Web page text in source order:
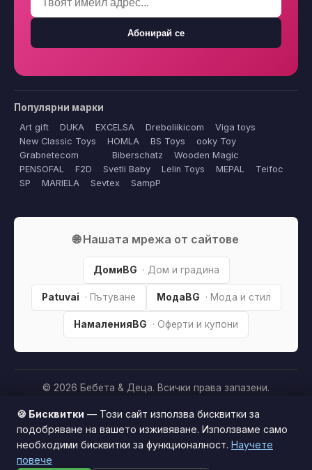
Абонирай се
Популярни марки
Art gift DUKA EXCELSA Dreboliikicom
Viga toys
New Classic Toys
HOMLA BS Toys
ooky Toy
Grabnetecom
Biberschatz
Wooden Magic
PENSOFAL
F2D Svetli Baby Lelin Toys MEPAL
Teifoc
SP
MARIELA Sevtex SampP
🌐 Нашата мрежа от сайтове
ДомиBG · Дом и градина
Patuvai · Пътуване МодаBG · Мода и стил
НамаленияBG · Оферти и купони
© 2026 Бебета & Деца. Всички права запазени.
Партньорско разкриване:
Този сайт е независим и
съдържа партньорски (affiliate) линкове. Когато купите
продукт през тях, може да получим малка комисиона от
това да оскъпява покупката за вас. Това
Този сайт използва бисквитки за по-добро
🍪 Бисквитки — Този сайт използва бисквитки за
подобряване на вашето изживяване. Използваме само
необходими бисквитки за функционалност. Научете
повече